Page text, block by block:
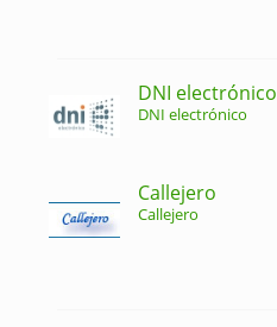
DNI electrónico
DNI electrónico
Callejero
Callejero